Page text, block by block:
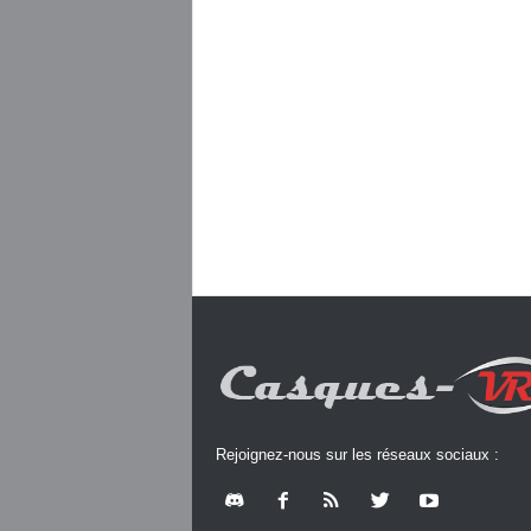
Rejoignez-nous sur les réseaux sociaux :